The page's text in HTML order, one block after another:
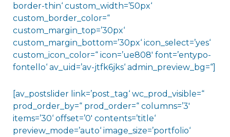
border-thin‘ custom_width=’50px‘
custom_border_color=“
custom_margin_top=’30px‘
custom_margin_bottom=’30px‘ icon_select=’yes‘
custom_icon_color=“ icon=’ue808′ font=’entypo-
fontello‘ av_uid=’av-jtfk6jks‘ admin_preview_bg=“]
[av_postslider link=’post_tag‘ wc_prod_visible=“
prod_order_by=“ prod_order=“ columns=’3′
items=’30‘ offset=’0′ contents=’title‘
preview_mode=’auto‘ image_size=’portfolio‘